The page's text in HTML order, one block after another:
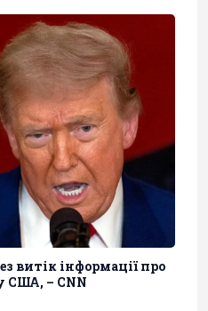
витік інформації про
США, – CNN